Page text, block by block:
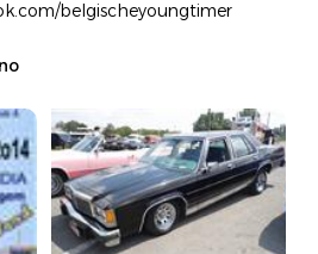
belgischeyoungtimer